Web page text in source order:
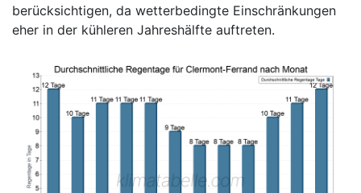
berücksichtigen, da wetterbedingte Einschränkungen
eher in der kühleren Jahreshälfte auftreten.